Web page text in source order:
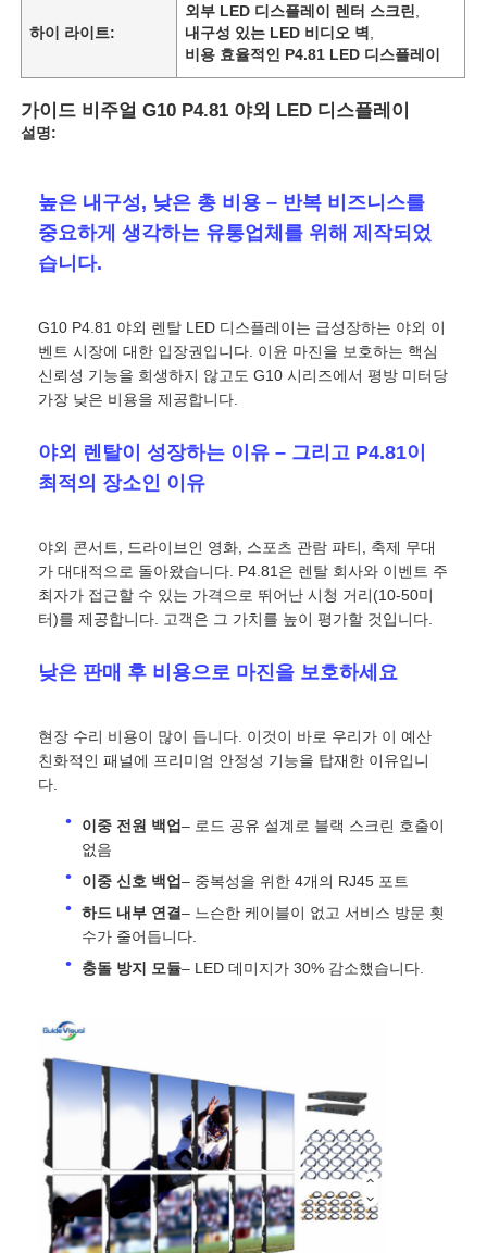
홈
비디오
VR 쇼
공장 견학
품질 관리
문의하기
뉴스
사례
하이 라이트:
외부 LED 디스플레이 렌터 스크린
내구성 있는 LED 비디오 벽
비용 효율적인 P4.81 LED 디스플레이
가이드 비주얼 G10 P4.81 야외 LED 디스플레이
설명:
높은 내구성, 낮은 총 비용 – 반복 비즈니스를
중요하게 생각하는 유통업체를 위해 제작되었
습니다.
G10 P4.81 야외 렌탈 LED 디스플레이는 급성장하는 야외 이
벤트 시장에 대한 입장권입니다. 이윤 마진을 보호하는 핵심
신뢰성 기능을 희생하지 않고도 G10 시리즈에서 평방 미터당
가장 낮은 비용을 제공합니다.
야외 렌탈이 성장하는 이유 – 그리고 P4.81이
최적의 장소인 이유
야외 콘서트, 드라이브인 영화, 스포츠 관람 파티, 축제 무대
가 대대적으로 돌아왔습니다. P4.81은 렌탈 회사와 이벤트 주
최자가 접근할 수 있는 가격으로 뛰어난 시청 거리(10-50미
터)를 제공합니다. 고객은 그 가치를 높이 평가할 것입니다.
낮은 판매 후 비용으로 마진을 보호하세요
현장 수리 비용이 많이 듭니다. 이것이 바로 우리가 이 예산
친화적인 패널에 프리미엄 안정성 기능을 탑재한 이유입니
다.
이중 전원 백업– 로드 공유 설계로 블랙 스크린 호출이
없음
이중 신호 백업– 중복성을 위한 4개의 RJ45 포트
하드 내부 연결– 느슨한 케이블이 없고 서비스 방문 횟
수가 줄어듭니다.
충돌 방지 모듈– LED 데미지가 30% 감소했습니다.